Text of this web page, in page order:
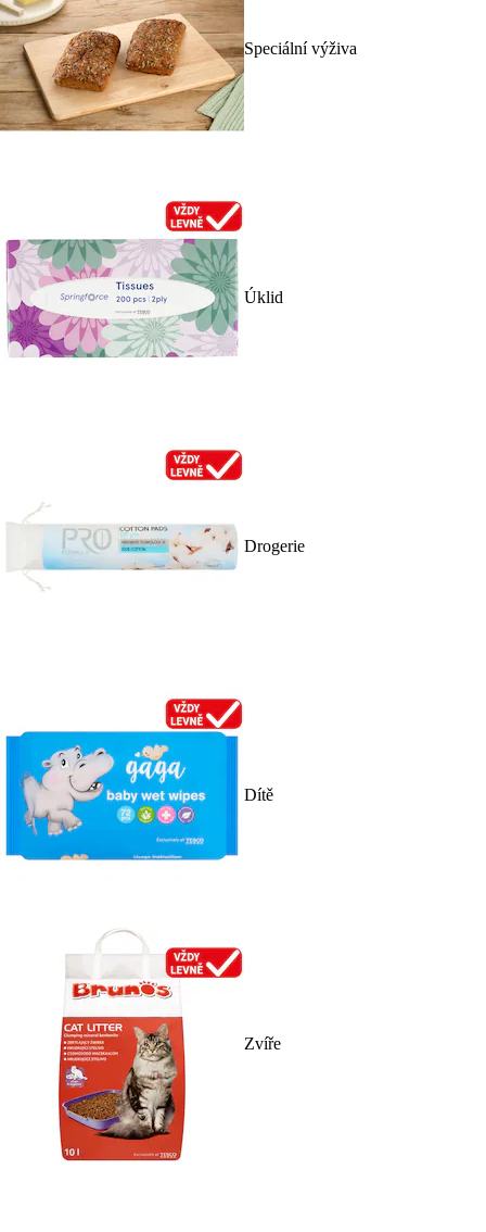
Speciální výživa
Úklid
Drogerie
Dítě
Zvíře